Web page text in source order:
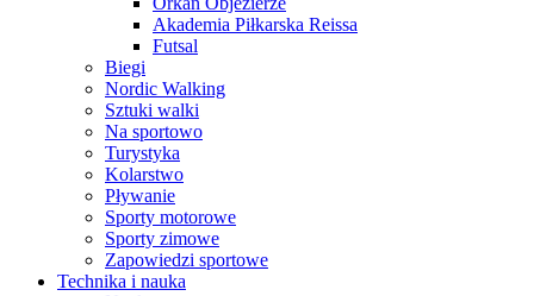
Akademia Piłkarska Reissa
Futsal
Biegi
Nordic Walking
Sztuki walki
Na sportowo
Turystyka
Kolarstwo
Pływanie
Sporty motorowe
Sporty zimowe
Zapowiedzi sportowe
Technika i nauka